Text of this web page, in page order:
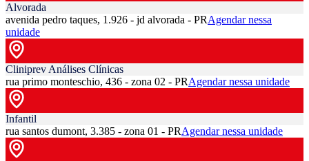
Alvorada
avenida pedro taques, 1.926 - jd alvorada - PRAgendar nessa
unidade
Cliniprev Análises Clínicas
rua primo monteschio, 436 - zona 02 - PRAgendar nessa unidade
Infantil
rua santos dumont, 3.385 - zona 01 - PRAgendar nessa unidade